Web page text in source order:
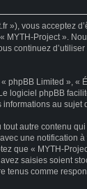
»), vous acceptez
Project ».
continuez
phpBB Limited », «
logiciel phpBB
au sujet
autre contenu
une notification
que « MYTH-
saisies soient
tenus comme